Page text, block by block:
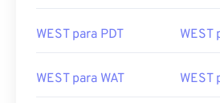
WEST para PDT WEST
WEST para WAT WEST